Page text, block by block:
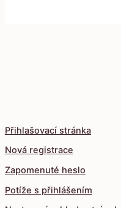
Přihlašovací stránka
Nová registrace
Zapomenuté heslo
Potíže s přihlášením